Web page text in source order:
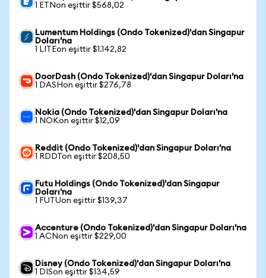
1 ETNon eşittir $568,02
Lumentum Holdings (Ondo Tokenized)'dan Singapur
Doları'na
1 LITEon eşittir $1.142,82
DoorDash (Ondo Tokenized)'dan Singapur Doları'na
1 DASHon eşittir $276,78
Nokia (Ondo Tokenized)'dan Singapur Doları'na
1 NOKon eşittir $12,09
Reddit (Ondo Tokenized)'dan Singapur Doları'na
1 RDDTon eşittir $208,50
Futu Holdings (Ondo Tokenized)'dan Singapur
Doları'na
1 FUTUon eşittir $139,37
Accenture (Ondo Tokenized)'dan Singapur Doları'na
1 ACNon eşittir $229,00
Disney (Ondo Tokenized)'dan Singapur Doları'na
1 DISon eşittir $134,59